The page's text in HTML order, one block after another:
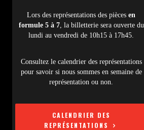
Lors des représentations des pièces en
formule 5 à 7, la billetterie sera ouverte du
lundi au vendredi de 10h15 à 17h45.
Consultez le calendrier des représentations
pour savoir si nous sommes en semaine de
représentation ou non.
CALENDRIER DES
REPRÉSENTATIONS